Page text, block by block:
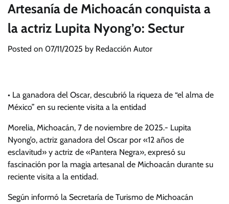
Artesanía de Michoacán conquista a
la actriz Lupita Nyong’o: Sectur
Posted on 07/11/2025 by Redacción Autor
• La ganadora del Oscar, descubrió la riqueza de “el alma de
México” en su reciente visita a la entidad
Morelia, Michoacán, 7 de noviembre de 2025.- Lupita
Nyong’o, actriz ganadora del Oscar por «12 años de
esclavitud» y actriz de «Pantera Negra», expresó su
fascinación por la magia artesanal de Michoacán durante su
reciente visita a la entidad.
Según informó la Secretaría de Turismo de Michoacán